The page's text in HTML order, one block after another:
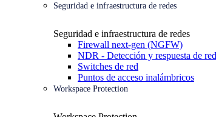
Seguridad e infraestructura de redes
Seguridad e infraestructura de redes
Firewall next-gen (NGFW)
NDR - Detección y respuesta de red
Switches de red
Puntos de acceso inalámbricos
Workspace Protection